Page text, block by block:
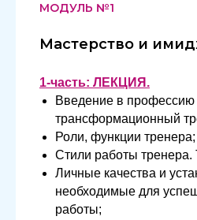
МОДУЛЬ №1
Мастерство и
1-часть: ЛЕКЦИЯ.
Введение в профессию
трансформационный
Роли, функции тренера;
Стили работы тренера.
Личные качества и
необходимые для
работы;